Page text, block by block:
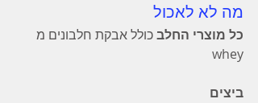
מה לא לאכול
כל מוצרי החלב כולל אבקת חלבונים מ
whey
ביצים